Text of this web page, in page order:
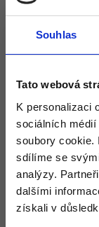
Souhlas
Tato webová
K personalizaci
sociálních
soubory cookie.
sdílíme se
analýzy.
dalšími
získali v